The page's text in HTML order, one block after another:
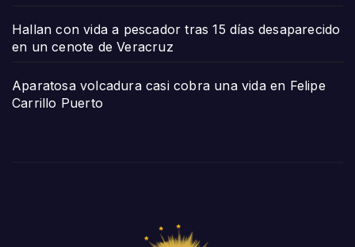
Hallan con vida a pescador tras 15 días desaparecido
en un cenote de Veracruz
Aparatosa volcadura casi cobra una vida en Felipe
Carrillo Puerto